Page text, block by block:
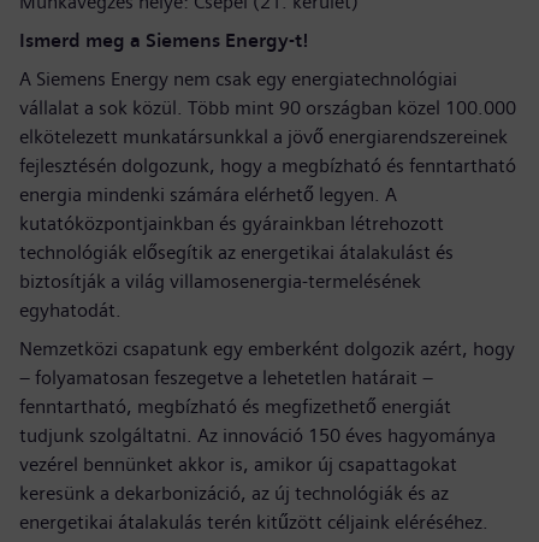
Ismerd meg a Siemens Energy-t!
A Siemens Energy nem csak egy energiatechnológiai
vállalat a sok közül. Több mint 90 országban közel 100.000
elkötelezett munkatársunkkal a jövő energiarendszereinek
fejlesztésén dolgozunk, hogy a megbízható és fenntartható
energia mindenki számára elérhető legyen. A
kutatóközpontjainkban és gyárainkban létrehozott
technológiák elősegítik az energetikai átalakulást és
biztosítják a világ villamosenergia-termelésének
egyhatodát.
Nemzetközi csapatunk egy emberként dolgozik azért, hogy
– folyamatosan feszegetve a lehetetlen határait –
fenntartható, megbízható és megfizethető energiát
tudjunk szolgáltatni. Az innováció 150 éves hagyománya
vezérel bennünket akkor is, amikor új csapattagokat
keresünk a dekarbonizáció, az új technológiák és az
energetikai átalakulás terén kitűzött céljaink eléréséhez.